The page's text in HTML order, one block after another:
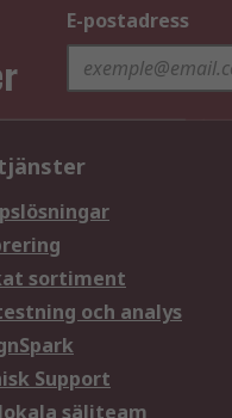
E-postadress
sortiment
och analys
Support
säljteam